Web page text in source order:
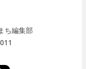
ち編集部